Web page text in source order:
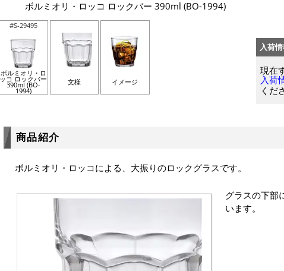
ボルミオリ・ロッコ ロックバー 390ml (BO-1994)
#S-29495
ボルミオリ・ロ
ッコ ロックバー
390ml (BO-
1994)
文様 イメージ
入荷
現在
入荷
くだ
商品紹介
ボルミオリ・ロッコによる、大振りのロックグラスです。
グラスの下部
います。